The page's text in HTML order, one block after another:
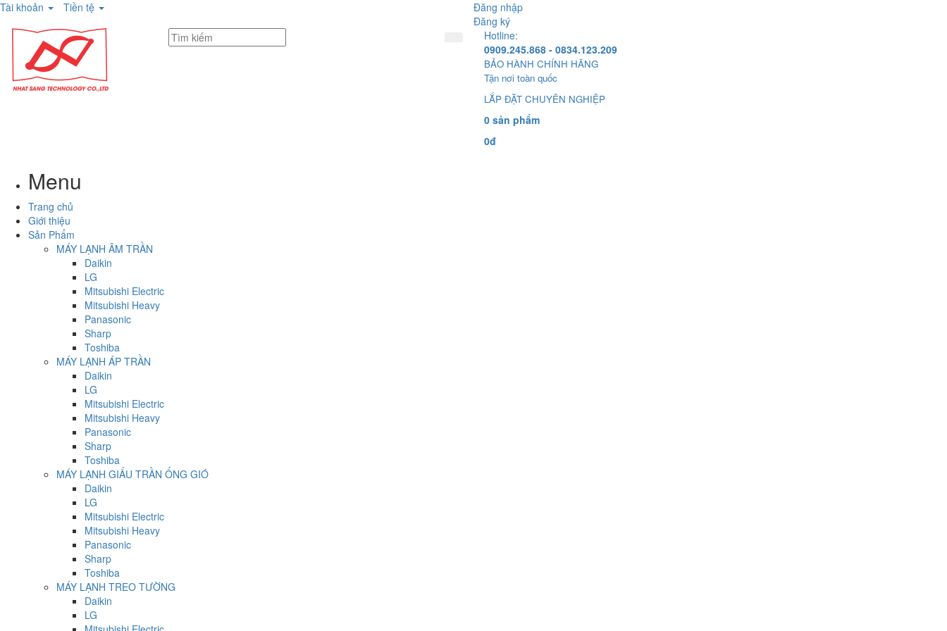
Tài khoản Tiền tệ
Đăng nhập
Đăng ký
Hotline:
0909.245.868 - 0834.123.209
BẢO HÀNH CHÍNH HÃNG
Tận nơi toàn quốc
LẮP ĐẶT CHUYÊN NGHIỆP
0 sản phẩm
0đ
Menu
Trang chủ
Giới thiệu
Sản Phẩm
MÁY LẠNH ÂM TRẦN
Daikin
LG
Mitsubishi Electric
Mitsubishi Heavy
Panasonic
Sharp
Toshiba
MÁY LẠNH ÁP TRẦN
Daikin
LG
Mitsubishi Electric
Mitsubishi Heavy
Panasonic
Sharp
Toshiba
MÁY LẠNH GIẤU TRẦN ỐNG GIÓ
Daikin
LG
Mitsubishi Electric
Mitsubishi Heavy
Panasonic
Sharp
Toshiba
MÁY LẠNH TREO TƯỜNG
Daikin
LG